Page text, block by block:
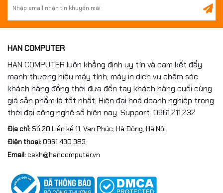
HAN COMPUTER
HAN COMPUTER luôn khẳng định uy tín và cam kết đẩy
mạnh thương hiệu máy tính, máy in dịch vụ chăm sóc
khách hàng đồng thời đưa đến tay khách hàng cuối cùng
giá sản phẩm là tốt nhất, Hiện đại hoá doanh nghiệp trong
thời đại công nghệ số hiện nay. Support: 0961.211.232
Địa chỉ:Số 20 Liền kề 11, Vạn Phúc, Hà Đông, Hà Nội.
Điện thoại:0961 430 383
Email:cskh@hancomputer.vn